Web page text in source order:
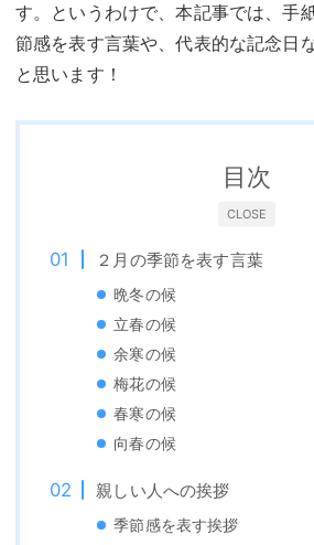
す。というわけで、本記事では、手
節感を表す言葉や、代表的な記念日
と思います！
CLOSE
目次
２月の季節を表す言葉
晩冬の候
立春の候
余寒の候
梅花の候
春寒の候
向春の候
親しい人への挨拶
季節感を表す挨拶